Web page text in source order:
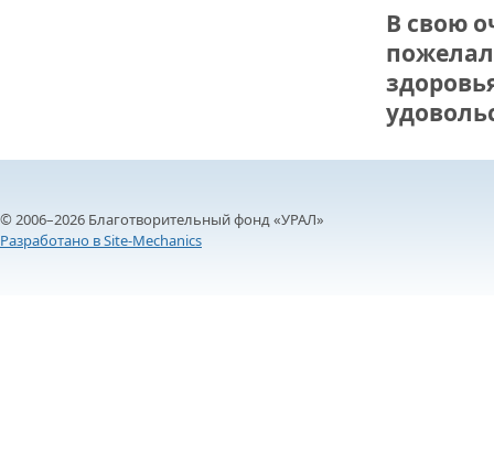
В свою
© 2006–2026 Благотворительный фонд «УРАЛ»
Разработано в Site-Mechanics